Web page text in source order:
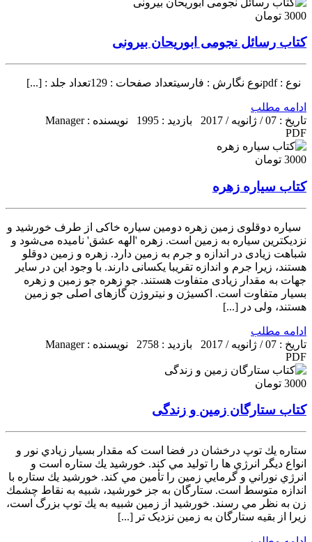
3000 تومان
کتاب رسائل نجومی ابوریحان بیرونی
نوع : pdfنوع نگارش : فارسیتعداد صفحات : 129تعداد جلد : [...]
ادامه مطلب
تاریخ : 07 / ژانویه / 2017
بازدید : 1995
نویسنده : Manager
PDF
3000 تومان
کتاب سیاره زهره
سیاره دوقلوی زمین زهره دومین سیاره خاکی از طرف خورشید و
نزدیکترین سیاره به زمین است. زهره 'الهه عشق' نامیده می‌شود و
شباهت زیادی در اندازه و جرم به زمین دارد. زهره و زمین دوقلو
هستند، زیرا جرم و اندازه تقریبا یکسانی دارند. با وجود این در سایر
جهات به مقدار زیادی متفاوت هستند. جو زهره جو زمین و زهره
بسیار متفاوت است. اکسیژن و نیتروژن گازهای اصلی جو زمین
هستند، ولی در [...]
ادامه مطلب
تاریخ : 07 / ژانویه / 2017
بازدید : 2758
نویسنده : Manager
PDF
3000 تومان
کتاب ستارگان زمین و زندگی
ستاره يك توپ درخشان در فضا است كه مقدار بسيار زيادي نور و
انواع دیگر انرژي ها را توليد مي كند. خورشيد يك ستاره است و
انرژي نوراني و گرمايي زمين را تأمين مي كند. خورشيد يك ستاره با
اندازه متوسط است. ستارگان به جز خورشید، شبيه به نقاط چشمك
زن به نظر مي رسند. خورشيد از زمین شبيه به يك توپ بزرگ است،
زيرا از بقيه ستارگان به زمین نزدیک تر [...]